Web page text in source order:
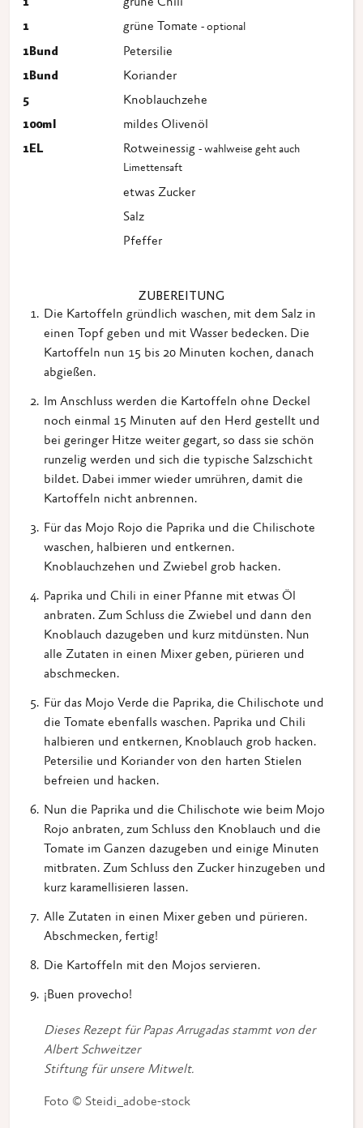
1
grüne Tomate - optional
1Bund
Petersilie
1Bund
Koriander
5
Knoblauchzehe
100ml
mildes Olivenöl
1EL Rotweinessig - wahlweise geht auch
Limettensaft
etwas Zucker
Salz
Pfeffer
ZUBEREITUNG
Die Kartoffeln gründlich waschen, mit dem Salz in
einen Topf geben und mit Wasser bedecken. Die
Kartoffeln nun 15 bis 20 Minuten kochen, danach
abgießen.
Im Anschluss werden die Kartoffeln ohne Deckel
noch einmal 15 Minuten auf den Herd gestellt und
bei geringer Hitze weiter gegart, so dass sie schön
runzelig werden und sich die typische Salzschicht
bildet. Dabei immer wieder umrühren, damit die
Kartoffeln nicht anbrennen.
Für das Mojo Rojo die Paprika und die Chilischote
waschen, halbieren und entkernen.
Knoblauchzehen und Zwiebel grob hacken.
Paprika und Chili in einer Pfanne mit etwas Öl
anbraten. Zum Schluss die Zwiebel und dann den
Knoblauch dazugeben und kurz mitdünsten. Nun
alle Zutaten in einen Mixer geben, pürieren und
abschmecken.
Für das Mojo Verde die Paprika, die Chilischote und
die Tomate ebenfalls waschen. Paprika und Chili
halbieren und entkernen, Knoblauch grob hacken.
Petersilie und Koriander von den harten Stielen
befreien und hacken.
Nun die Paprika und die Chilischote wie beim Mojo
Rojo anbraten, zum Schluss den Knoblauch und die
Tomate im Ganzen dazugeben und einige Minuten
mitbraten. Zum Schluss den Zucker hinzugeben und
kurz karamellisieren lassen.
Alle Zutaten in einen Mixer geben und pürieren.
Abschmecken, fertig!
Die Kartoffeln mit den Mojos servieren.
¡Buen provecho!
Dieses Rezept für Papas Arrugadas stammt von der
Albert Schweitzer
Stiftung für unsere Mitwelt.
Foto © Steidi_adobe-stock